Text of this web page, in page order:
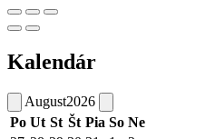
Kalendár
August2026
Po Ut St Št Pia So Ne